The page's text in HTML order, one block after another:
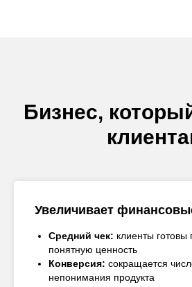
Бизнес,
Увеличивает
Средний чек: клиенты готовы
понятную ценность
Конверсия: сокращается
непонимания продукта